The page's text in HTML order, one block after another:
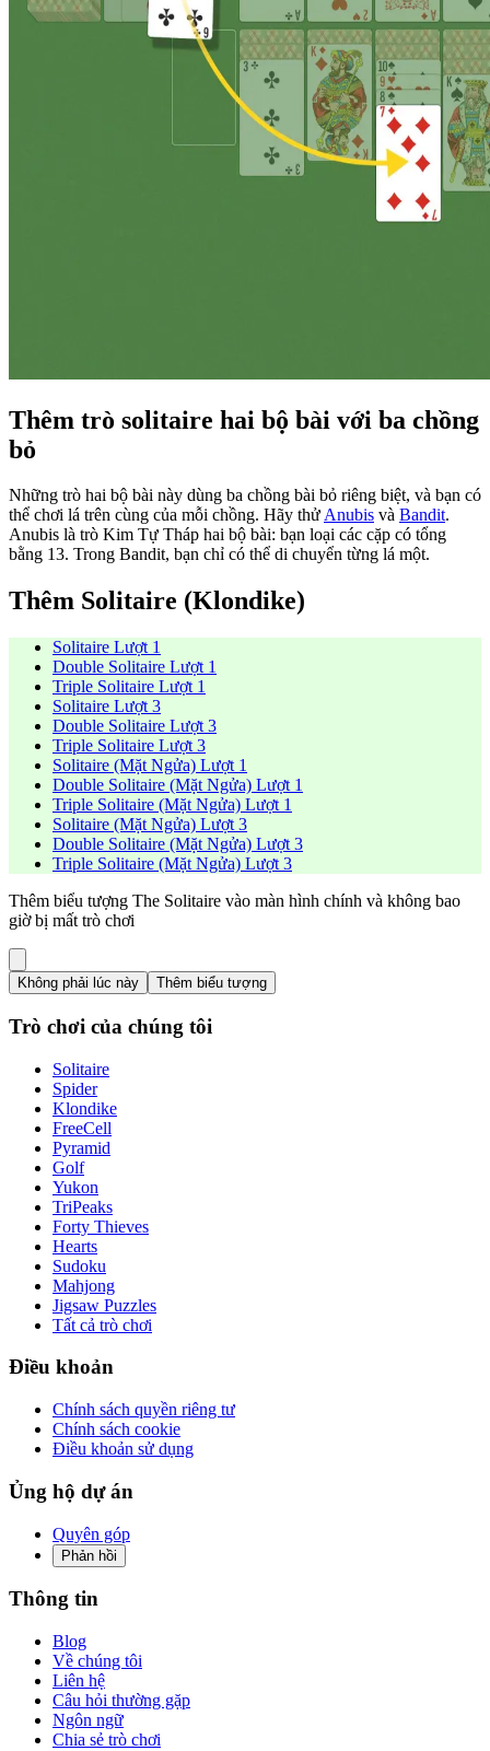
Thêm trò solitaire hai bộ bài với ba chồng
bỏ
Những trò hai bộ bài này dùng ba chồng bài bỏ riêng biệt, và bạn có
thể chơi lá trên cùng của mỗi chồng. Hãy thửAnubis và Bandit.
Anubis là trò Kim Tự Tháp hai bộ bài: bạn loại các cặp có tổng
bằng 13. Trong Bandit, bạn chỉ có thể di chuyển từng lá một.
Thêm Solitaire (Klondike)
Solitaire Lượt 1
Double Solitaire Lượt 1
Triple Solitaire Lượt 1
Solitaire Lượt 3
Double Solitaire Lượt 3
Triple Solitaire Lượt 3
Solitaire (Mặt Ngửa) Lượt 1
Double Solitaire (Mặt Ngửa) Lượt 1
Triple Solitaire (Mặt Ngửa) Lượt 1
Solitaire (Mặt Ngửa) Lượt 3
Double Solitaire (Mặt Ngửa) Lượt 3
Triple Solitaire (Mặt Ngửa) Lượt 3
Thêm biểu tượng The Solitaire vào màn hình chính và không bao
giờ bị mất trò chơi
Không phải lúc này Thêm biểu tượng
Trò chơi của chúng tôi
Solitaire
Spider
Klondike
FreeCell
Pyramid
Golf
Yukon
TriPeaks
Forty Thieves
Hearts
Sudoku
Mahjong
Jigsaw Puzzles
Tất cả trò chơi
Điều khoản
Chính sách quyền riêng tư
Chính sách cookie
Điều khoản sử dụng
Ủng hộ dự án
Quyên góp
Phản hồi
Thông tin
Blog
Về chúng tôi
Liên hệ
Câu hỏi thường gặp
Ngôn ngữ
Chia sẻ trò chơi